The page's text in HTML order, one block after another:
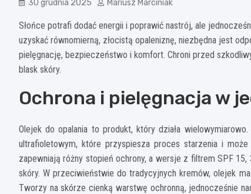
30 grudnia 2025 Mariusz Marciniak
Słońce potrafi dodać energii i poprawić nastrój, ale
uzyskać równomierną, złocistą opaleniznę, niezbędna jest
pielęgnację, bezpieczeństwo i komfort. Chroni przed
blask skóry.
Ochrona i pielęgnacja w
Olejek do opalania to produkt, który działa
ultrafioletowym, które przyspiesza proces starzenia i
zapewniają różny stopień ochrony, a wersje z filtrem SPF
skóry. W przeciwieństwie do tradycyjnych kremów, olejek
Tworzy na skórze cienką warstwę ochronną, jednocześnie